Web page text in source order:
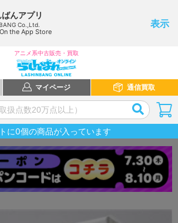
んアプリ
Co.,Ltd.
the App Store
表示
アニメ系中古販売・買取
マイページ 通信買取
に0個の商品が入っています